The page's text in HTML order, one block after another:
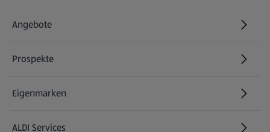
Angebote
Prospekte
Eigenmarken
ALDI Services